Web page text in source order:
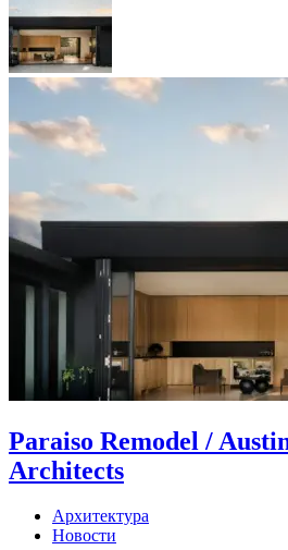
Paraiso Remodel /
Architects
Архитектура
Новости